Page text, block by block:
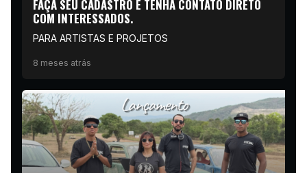
FAÇA SEU CADASTRO E TENHA CONTATO DIRETO
COM INTERESSADOS.
PARA ARTISTAS E PROJETOS
8 meses atrás